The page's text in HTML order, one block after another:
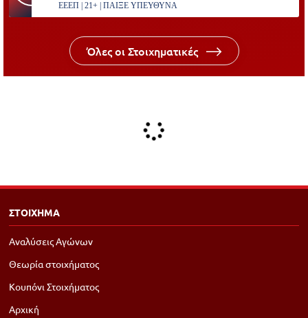
ΕΕΕΠ | 21+ | ΠΑΙΞΕ ΥΠΕΥΘΥΝΑ
Όλες οι Στοιχηματικές
ΣΤΟΙΧΗΜΑ
Αναλύσεις Αγώνων
Θεωρία στοιχήματος
Κουπόνι Στοιχήματος
Αρχική